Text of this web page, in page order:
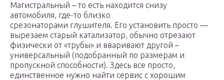
Магистральный – то есть находится снизу
автомобиля, где-то близко
срезонаторами глушителя. Его установить просто —
вырезаем старый катализатор, обычно отрезают
физически от «трубы» и вваривают другой –
универсальный (подобранный по размерам и
пропускной способности). Здесь все просто,
единственное нужно найти сервис с хорошим